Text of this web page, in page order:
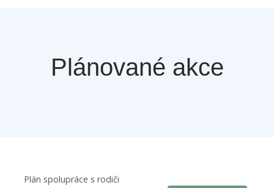
Plánované akce
Plán spolupráce s rodiči